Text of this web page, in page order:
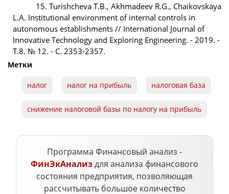
15. Turishcheva T.B., Akhmadeev R.G., Chaikovskaya
L.A. Institutional environment of internal controls in
autonomous establishments // International Journal of
Innovative Technology and Exploring Engineering. - 2019. -
Т.8. № 12. - С. 2353-2357.
Метки
налог налог на прибыль налоговая база
снижение налоговой базы по налогу на прибыль
Программа Финансовый анализ -
ФинЭкАнализдля анализа финансового
состояния предприятия, позволяющая
рассчитывать большое количество